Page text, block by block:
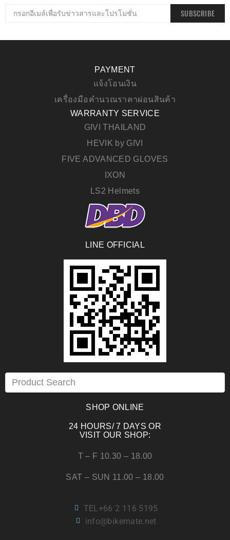
SUBSCRIBE
PAYMENT
แจ้งโอนเงิน
เครื่องมือคำนวณราคาผ่อนสินค้า
WARRANTY SERVICE
GIVI THAILAND
HEVIK by GIVI
FIVE ADVANCED GLOVES
IXON
LS2 Helmets
LINE OFFICIAL
SHOP ONLINE
24 HOURS/ 7 DAYS OR
VISIT OUR SHOP:
T – F 10.30 – 18.00
SAT – SUN 11.00 – 18.00
TEL+66 2 116 5195
info@bikemate.net